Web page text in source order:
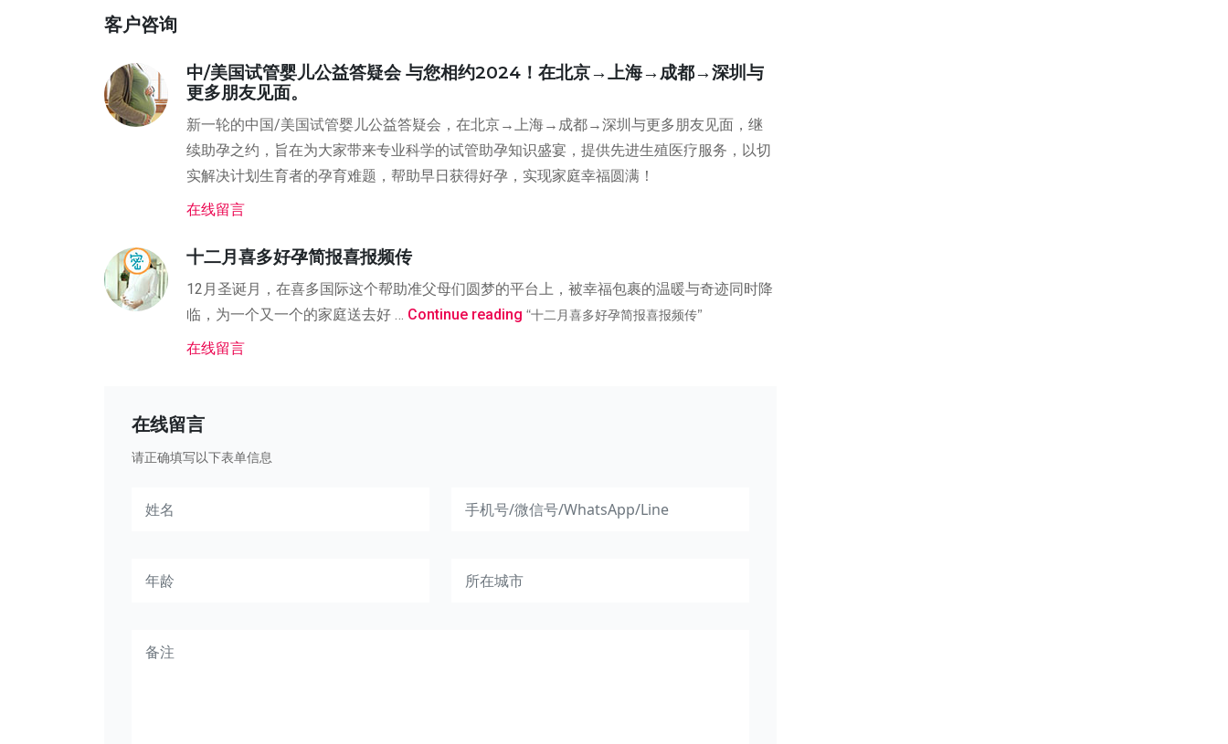
客户咨询
中/美国试管婴儿公益答疑会 与您相约2024！在北京→上海→成都→深圳与
更多朋友见面。
新一轮的中国/美国试管婴儿公益答疑会，在北京→上海→成都→深圳与更多朋友见面，继
续助孕之约，旨在为大家带来专业科学的试管助孕知识盛宴，提供先进生殖医疗服务，以切
实解决计划生育者的孕育难题，帮助早日获得好孕，实现家庭幸福圆满！
在线留言
十二月喜多好孕简报喜报频传
12月圣诞月，在喜多国际这个帮助准父母们圆梦的平台上，被幸福包裹的温暖与奇迹同时降
临，为一个又一个的家庭送去好 … Continue reading “十二月喜多好孕简报喜报频传”
在线留言
在线留言
请正确填写以下表单信息